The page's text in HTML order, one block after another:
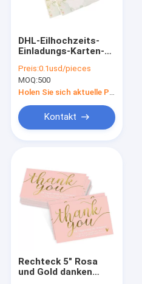
DHL-Eilhochzeits-
Einladungs-Karten-
für Gruß
Preis:0.1usd/pieces
MOQ:500
Kontakt
Rechteck 5" Rosa
und Gold danken